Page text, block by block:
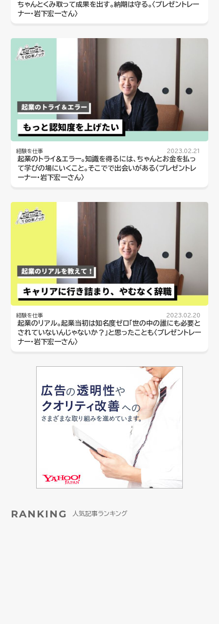
ちゃんとくみ取って成果を出す。納期は守る。〈プレゼントレー
ナー・岩下宏一さん〉
経験を仕事 2023.02.21
起業のトライ＆エラー。知識を得るには、ちゃんとお金を払っ
て学びの場にいくこと。そこでで出会いがある〈プレゼントレ
ーナー・岩下宏一さん〉
経験を仕事 2023.02.20
起業のリアル。起業当初は知名度ゼロ「世の中の誰にも必要と
されていないんじゃないか？」と思ったことも〈プレゼントレー
ナー・岩下宏一さん〉
RANKING 人気記事ランキング